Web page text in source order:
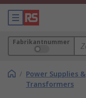
Fabrikantnummer
/ Power Supplies &
Transformers